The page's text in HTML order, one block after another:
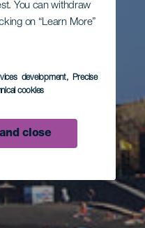
You can withdraw
on “Learn More”
development, Precise
cookies
close